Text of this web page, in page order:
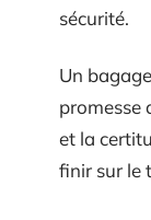
sécurité.
Un
promesse
et la
finir sur le